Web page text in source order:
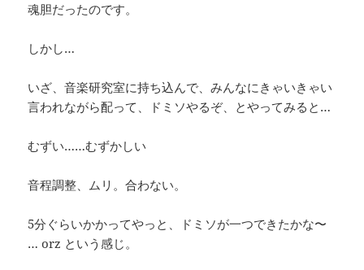
魂胆だったのです。
しかし…
いざ、音楽研究室に持ち込んで、みんなにきゃいきゃい
言われながら配って、ドミソやるぞ、とやってみると…
むずい……むずかしい
音程調整、ムリ。合わない。
5分ぐらいかかってやっと、ドミソが一つできたかな〜
… orz という感じ。